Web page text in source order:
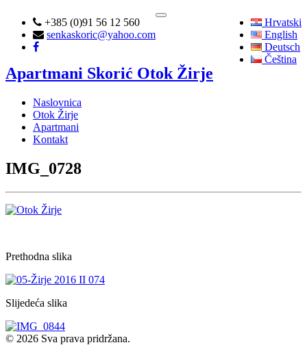
+385 (0)91 56 12 560
senkaskoric@yahoo.com
Hrvatski
English
Deutsch
Čeština
Toggle
Apartmani Skorić Otok Žirje
Naslovnica
Otok Žirje
Apartmani
Kontakt
IMG_0728
Prethodna slika
Slijedeća slika
© 2026 Sva prava pridržana.